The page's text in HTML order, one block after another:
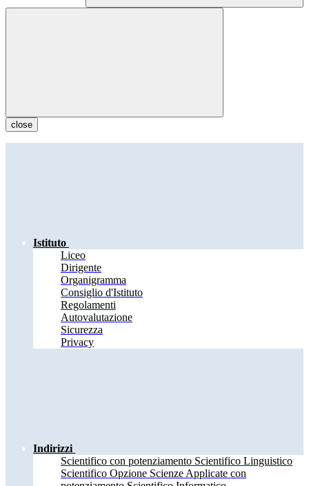
close
Istituto
Liceo
Dirigente
Organigramma
Consiglio d'Istituto
Regolamenti
Autovalutazione
Sicurezza
Privacy
Indirizzi
Scientifico con potenziamento Scientifico Linguistico
Scientifico Opzione Scienze Applicate con